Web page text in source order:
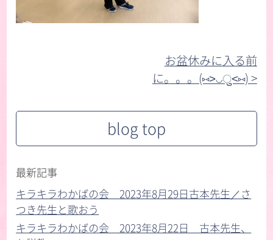
お盆休みに入る前
に。。。(⑅˃◡ु˂⑅) >︎
blog top
最新記事
キラキラわかばの会 2023年8月29日古本先生／さ
つき先生と歌おう
キラキラわかばの会 2023年8月22日 古本先生、